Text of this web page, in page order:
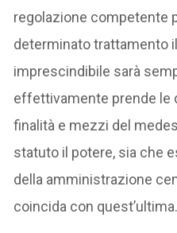
regolazione competente
determinato trattamento
imprescindibile sarà
effettivamente prende le
finalità e mezzi del
statuto il potere, sia che
della amministrazione
coincida con quest’ultima.